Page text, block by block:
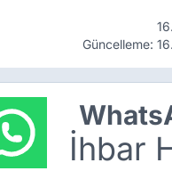
Güncelleme:
İhbar